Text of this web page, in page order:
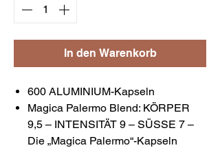
In den Warenkorb
600 ALUMINIUM-Kapseln
Magica Palermo Blend: KÖRPER
9,5 – INTENSITÄT 9 – SÜSSE 7 –
Die „Magica Palermo“-Kapseln